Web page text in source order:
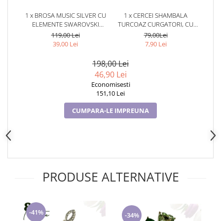
Cadouri pentru Sfânta Maria
Martisoare
1 x BROSA MUSIC SILVER CU
ELEMENTE SWAROVSKI
PURPLE SI PLACATA CU AUR
18K GARANTIE 6 LUNI
119,00 Lei
39,00 Lei
1 x CERCEI SHAMBALA
TURCOAZ CURGATORI, CU
CRISTALE,
TURCOAZ,TURCOAZ
79,00Lei
7,90 Lei
198,00 Lei
46,90 Lei
Economisesti
151,10 Lei
CUMPARA-LE IMPREUNA
PRODUSE ALTERNATIVE
-41% -34%